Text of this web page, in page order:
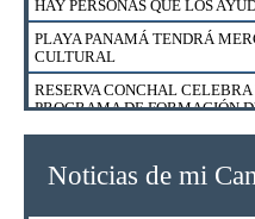
HAY PERSONAS QUE LOS
PLAYA PANAMÁ TENDRÁ
CULTURAL
RESERVA CONCHAL
PROGRAMA DE FORMACIÓN
Noticias de mi